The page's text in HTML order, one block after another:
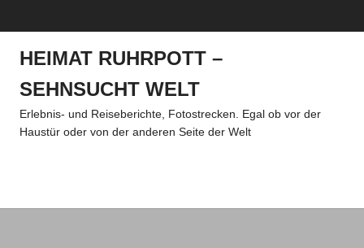
Inhalt
springen
HEIMAT RUHRPOTT –
SEHNSUCHT WELT
Erlebnis- und Reiseberichte, Fotostrecken. Egal ob vor der
Haustür oder von der anderen Seite der Welt